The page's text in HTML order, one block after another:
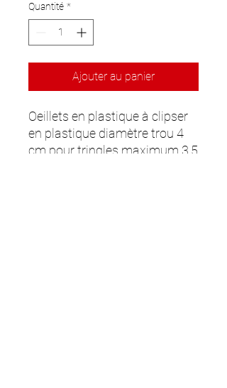
Quantité *
Ajouter au panier
Oeillets en plastique à clipser
en plastique diamètre trou 4
cm pour tringles maximum 3,5